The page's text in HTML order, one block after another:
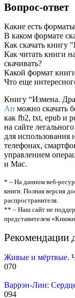
Вопрос-ответ
Какие есть
В каком формате
Как скачать книгу
Как читать книги
скачивать?
Какой формат
Что еще
Книгу “Измена.
Ан можно скачать
как fb2, txt, epub и
на сайте
для
телефонах,
управлением
и Mac.
* – На данном веб-
книги. Полная версия
распространителя.
** – Наш сайт не
представителем
Рекомендации
Живые и мёртвые.
070
Варрэн-Лин:
094